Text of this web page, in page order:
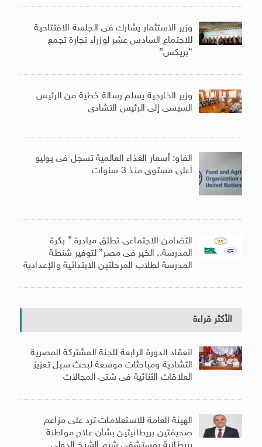
وزير الاستثمار يشارك فى الجلسة الافتتاحية
للاجتماع السادس عشر لوزراء تجارة تجمع
“بريكس”
وزير الخارجية يسلم رسالة خطية من الرئيس
السيسى إلى الرئيس التشادى
الفاو: أسعار الغذاء العالمية تسجل فى يوليو
أعلى مستوى منذ 3 سنوات
التضامن الاجتماعى تطلق مبادرة ” بكرة
المدرسة.. الخير فى مصر” لتوفير شنطة
المدرسة لطلاب المرحلتين الابتدائية والإعدادية
الأكثر قراءة
انعقاد الدورة الرابعة للجنة المشتركة المصرية
التشادية ومباحثات موسعة لبحث سبل تعزيز
العلاقات الثنائية فى شتى المجالات
الهيئة العامة للاستعلامات ترد على مزاعم
صحيفتين بريطانيتين بشأن علاج مواطنة